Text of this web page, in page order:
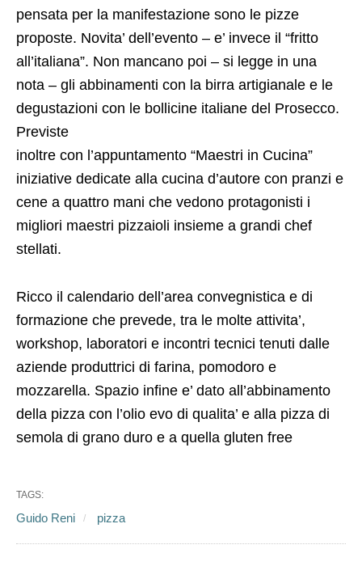
pensata per la manifestazione sono le pizze
proposte. Novita’ dell’evento – e’ invece il “fritto
all’italiana”. Non mancano poi – si legge in una
nota – gli abbinamenti con la birra artigianale e le
degustazioni con le bollicine italiane del Prosecco.
Previste
inoltre con l’appuntamento “Maestri in Cucina”
iniziative dedicate alla cucina d’autore con pranzi e
cene a quattro mani che vedono protagonisti i
migliori maestri pizzaioli insieme a grandi chef
stellati.
Ricco il calendario dell’area convegnistica e di
formazione che prevede, tra le molte attivita’,
workshop, laboratori e incontri tecnici tenuti dalle
aziende produttrici di farina, pomodoro e
mozzarella. Spazio infine e’ dato all’abbinamento
della pizza con l’olio evo di qualita’ e alla pizza di
semola di grano duro e a quella gluten free
TAGS:
Guido Reni pizza